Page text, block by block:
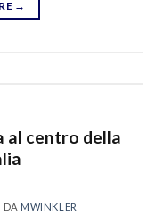
→
al centro della
DA MWINKLER